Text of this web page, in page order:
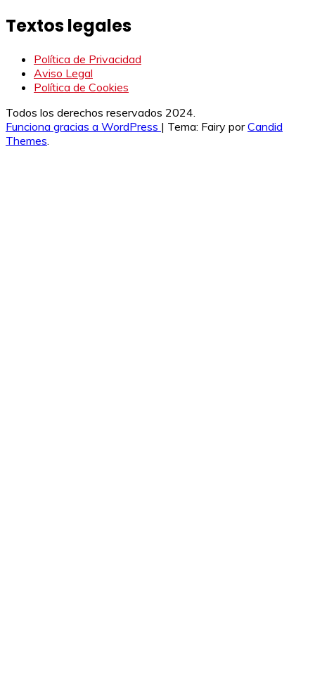
Textos legales
Política de Privacidad
Aviso Legal
Política de Cookies
Todos los derechos reservados 2024.
Funciona gracias a WordPress | Tema: Fairy porCandid
Themes